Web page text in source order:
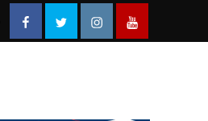
FacebookTwitterInstagramYouTube